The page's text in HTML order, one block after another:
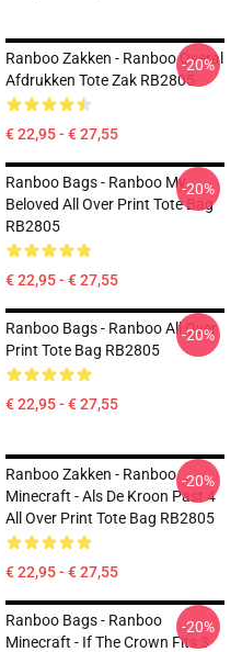
Ranboo Zakken - Ranboo Overal
Afdrukken Tote Zak RB2805
€ 22,95 - € 27,55
-20%
Ranboo Bags - Ranboo My
Beloved All Over Print Tote Bag
RB2805
€ 22,95 - € 27,55
-20%
Ranboo Bags - Ranboo All Over
Print Tote Bag RB2805
€ 22,95 - € 27,55
-20%
Ranboo Zakken - Ranboo
Minecraft - Als De Kroon Past 4
All Over Print Tote Bag RB2805
€ 22,95 - € 27,55
-20%
Ranboo Bags - Ranboo
Minecraft - If The Crown Fits 3
-20%